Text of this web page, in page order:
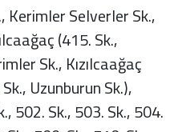
Kerimler Selverler Sk.,
(415. Sk.,
Sk., Kızılcaağaç
Uzunburun Sk.),
502. Sk., 503. Sk., 504.